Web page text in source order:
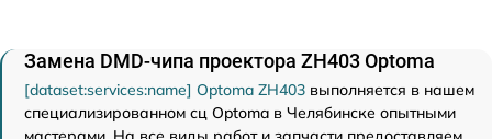
Замена DMD-чипа проектора ZH403 Optoma
[dataset:services:name] Optoma ZH403 выполняется в нашем
специализированном сц Optoma в Челябинске опытными